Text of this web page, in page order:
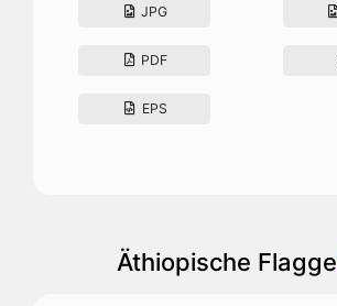
JPG
PDF
EPS
Äthiopische Flagge